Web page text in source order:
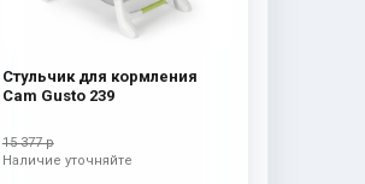
Стульчик для кормления
Cam Gusto 239
15 377 р
Наличие уточняйте